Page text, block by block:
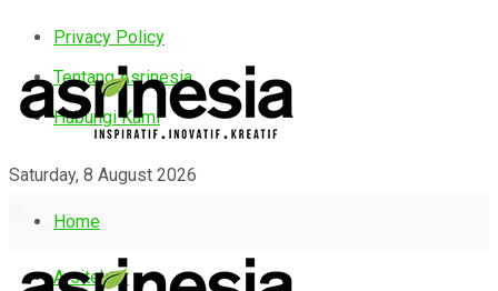
Privacy Policy
Tentang Asrinesia
Hubungi Kami
Saturday, 8 August 2026
Home
Arsitektur